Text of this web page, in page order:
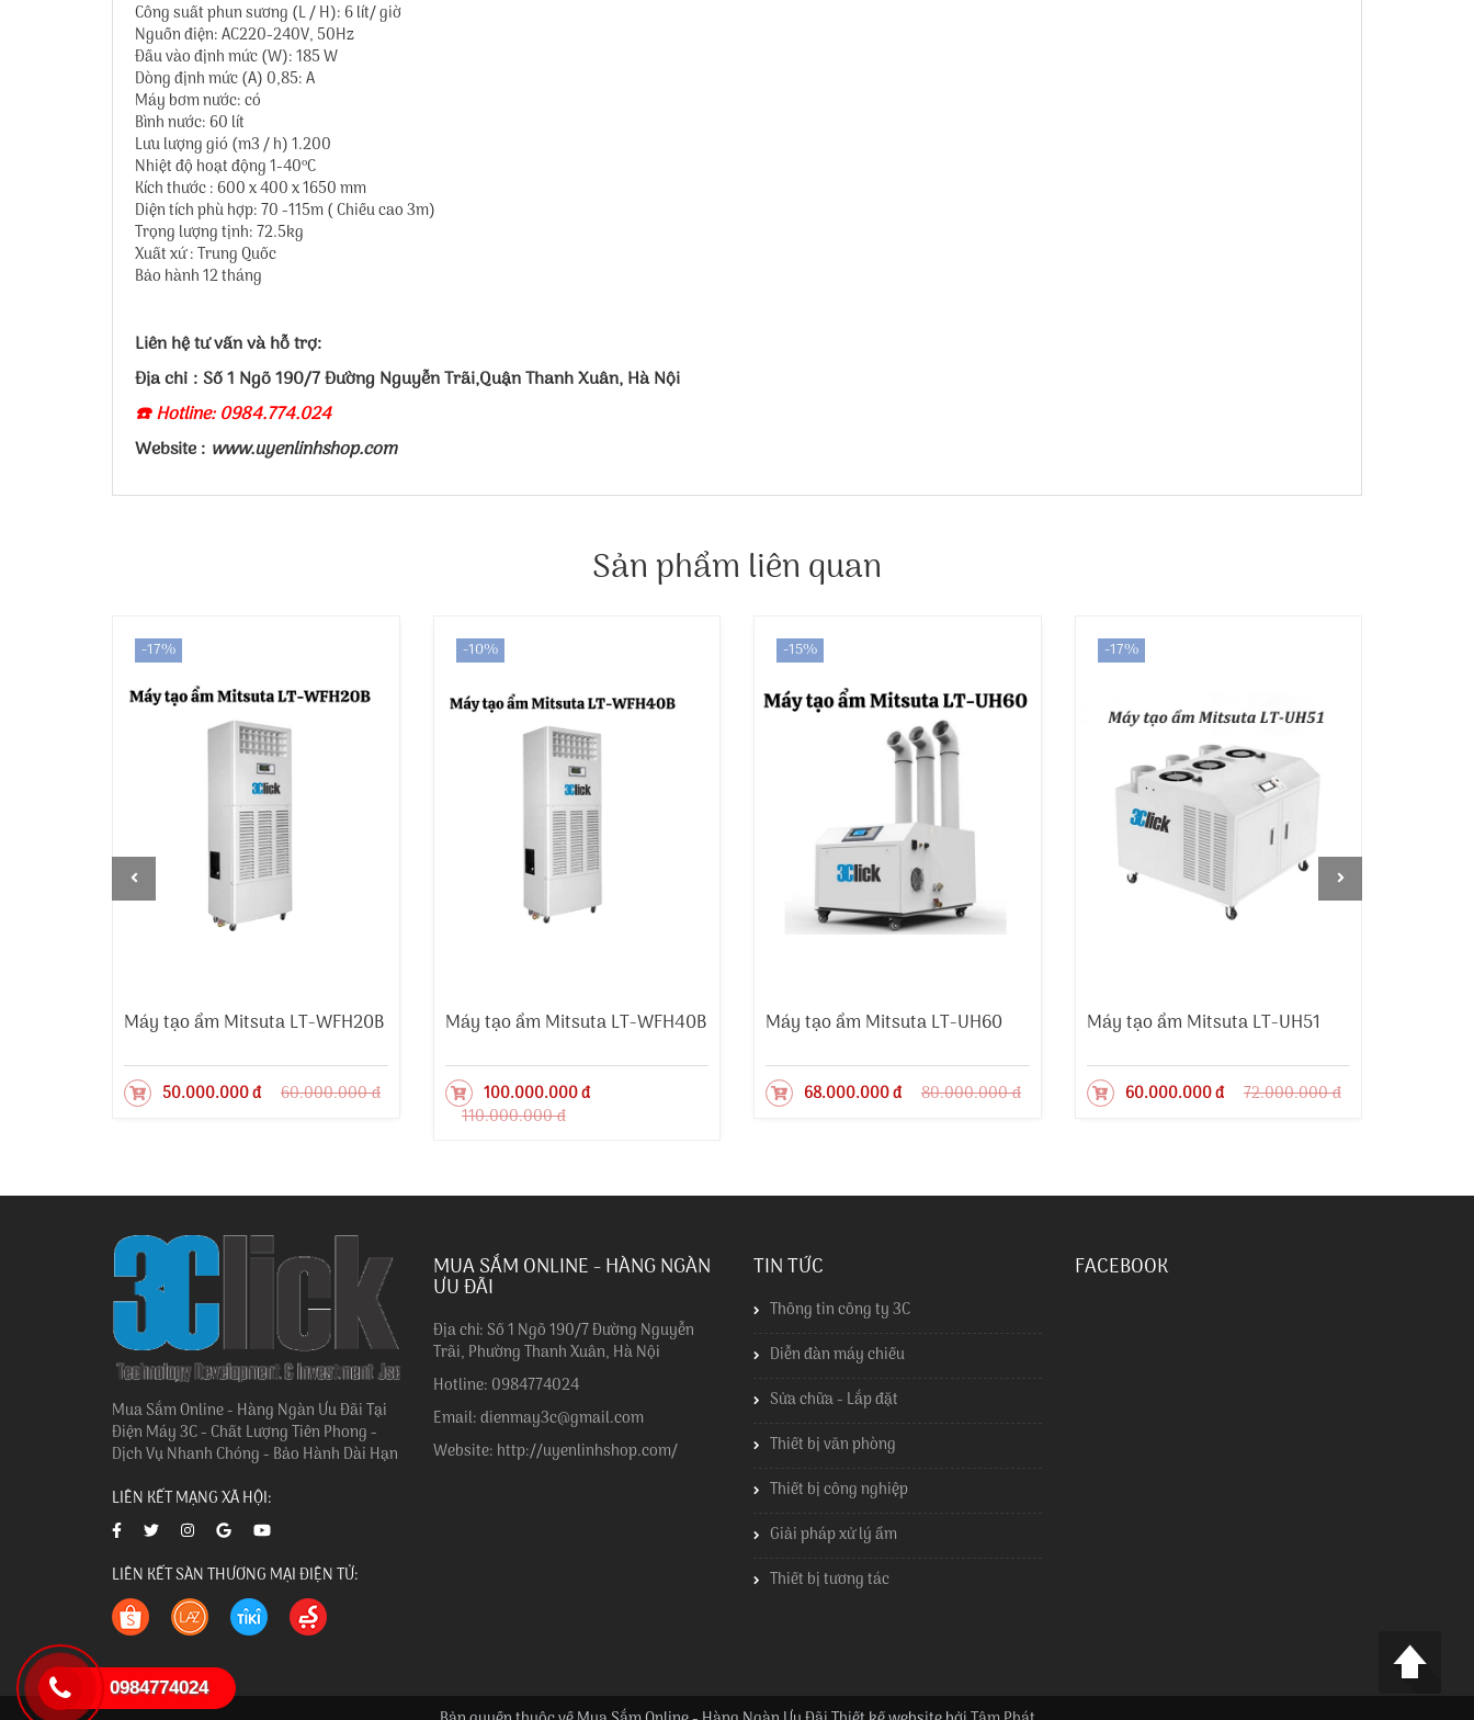
Công suất phun sương (L / H): 6 lít/ giờ
Nguồn điện: AC220-240V, 50Hz
Đầu vào định mức (W): 185 W
Dòng định mức (A) 0,85: A
Máy bơm nước: có
Bình nước: 60 lít
Lưu lượng gió (m3 / h) 1.200
Nhiệt độ hoạt động 1-40ºC
Kích thước : 600 x 400 x 1650 mm
Diện tích phù hợp: 70 -115m ( Chiều cao 3m)
Trọng lượng tịnh: 72.5kg
Xuất xứ : Trung Quốc
Bảo hành 12 tháng
Liên hệ tư vấn và hỗ trợ:
Địa chỉ : Số 1 Ngõ 190/7 Đường Nguyễn Trãi,Quận Thanh Xuân, Hà Nội
☎️ Hotline: 0984.774.024
Website : www.uyenlinhshop.com
Sản phẩm liên quan
-17%
Máy tạo ẩm Mitsuta LT-WFH20B
50.000.000 đ 60.000.000 đ
-10%
Máy tạo ẩm Mitsuta LT-WFH40B
100.000.000 đ
110.000.000 đ
-15%
Máy tạo ẩm Mitsuta LT-UH60
68.000.000 đ 80.000.000 đ
-17%
Máy tạo ẩm Mitsuta LT-UH51
60.000.000 đ 72.000.000 đ
Mua Sắm Online - Hàng Ngàn Ưu Đãi Tại
Điện Máy 3C - Chất Lượng Tiên Phong -
Dịch Vụ Nhanh Chóng - Bảo Hành Dài Hạn
LIÊN KẾT MẠNG XÃ HỘI:
LIÊN KẾT SÀN THƯƠNG MẠI ĐIỆN TỬ:
MUA SẮM ONLINE - HÀNG NGÀN
ƯU ĐÃI
Địa chỉ: Số 1 Ngõ 190/7 Đường Nguyễn
Trãi, Phường Thanh Xuân, Hà Nội
Hotline: 0984774024
Email: dienmay3c@gmail.com
Website: http://uyenlinhshop.com/
TIN TỨC
Thông tin công ty 3C
Diễn đàn máy chiếu
Sửa chữa - Lắp đặt
Thiết bị văn phòng
Thiết bị công nghiệp
Giải pháp xử lý ẩm
Thiết bị tương tác
FACEBOOK
0984774024